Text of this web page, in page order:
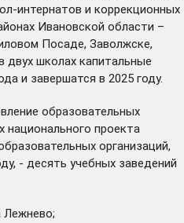
интернатов и коррекционных
Ивановской области –
Посаде, Заволжске,
двух школах капитальные
и завершатся в 2025 году.
образовательных
национального проекта
организаций,
- десять учебных заведений
Лежнево;